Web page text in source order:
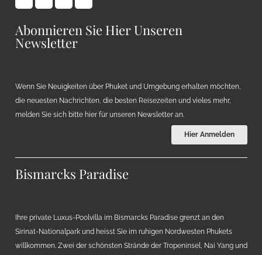
Abonnieren Sie Hier Unseren
Newsletter
Wenn Sie Neuigkeiten über Phuket und Umgebung erhalten möchten,
die neuesten Nachrichten, die besten Reisezeiten und vieles mehr,
melden Sie sich bitte hier für unseren Newsletter an.
Hier Anmelden
Bismarcks Paradise
Ihre private Luxus-Poolvilla im Bismarcks Paradise grenzt an den
Sirinat-Nationalpark und heisst Sie im ruhigen Nordwesten Phukets
willkommen. Zwei der schönsten Strände der Tropeninsel, Nai Yang und